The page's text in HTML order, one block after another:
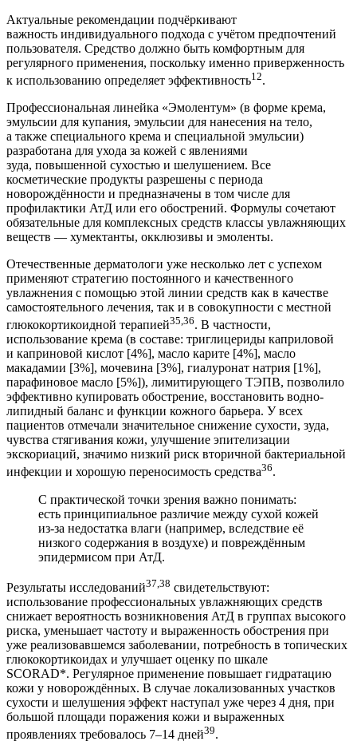
Актуальные рекомендации подчёркивают
важность индивидуального подхода с учётом предпочтений
пользователя. Средство должно быть комфортным для
регулярного применения, поскольку именно приверженность
к использованию определяет эффективность12.
Профессиональная линейка «Эмолентум» (в форме крема,
эмульсии для купания, эмульсии для нанесения на тело,
а также специального крема и специальной эмульсии)
разработана для ухода за кожей с явлениями
зуда, повышенной сухостью и шелушением. Все
косметические продукты разрешены с периода
новорождённости и предназначены в том числе для
профилактики АтД или его обострений. Формулы сочетают
обязательные для комплексных средств классы увлажняющих
веществ — хумектанты, окклюзивы и эмоленты.
Отечественные дерматологи уже несколько лет с успехом
применяют стратегию постоянного и качественного
увлажнения с помощью этой линии средств как в качестве
самостоятельного лечения, так и в совокупности с местной
глюкокортикоидной терапией35,36. В частности,
использование крема (в составе: триглицериды каприловой
и каприновой кислот [4%], масло карите [4%], масло
макадамии [3%], мочевина [3%], гиалуронат натрия [1%],
парафиновое масло [5%]), лимитирующего ТЭПВ, позволило
эффективно купировать обострение, восстановить вод­но-
липидный баланс и функции кожного барьера. У всех
пациентов отмечали значительное снижение сухости, зуда,
чувства стягивания кожи, улучшение эпителизации
экскориаций, значимо низкий риск вторичной бактериальной
инфекции и хорошую переносимость средства36.
С практической точки зрения важно понимать:
есть принципиальное различие между сухой кожей
из-за недостатка влаги (например, вследствие её
низкого содержания в воздухе) и повреждённым
эпидермисом при АтД.
Результаты исследований37,38 свидетельствуют:
использование профессиональных увлажняющих средств
снижает вероятность возникновения АтД в группах высокого
риска, уменьшает частоту и выраженность обострения при
уже реализовавшемся заболевании, потребность в топических
глюкокортикоидах и улучшает оценку по шкале
SCORAD*. Регулярное применение повышает гидратацию
кожи у новорождённых. В случае локализованных участков
сухости и шелушения эффект наступал уже через 4 дня, при
большой площади поражения кожи и выраженных
проявлениях требовалось 7–14 дней39.